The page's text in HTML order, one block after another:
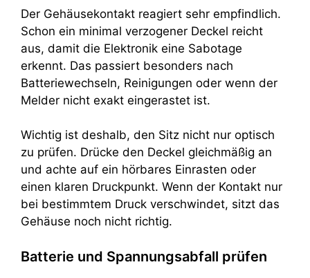
Der Gehäusekontakt reagiert sehr empfindlich.
Schon ein minimal verzogener Deckel reicht
aus, damit die Elektronik eine Sabotage
erkennt. Das passiert besonders nach
Batteriewechseln, Reinigungen oder wenn der
Melder nicht exakt eingerastet ist.
Wichtig ist deshalb, den Sitz nicht nur optisch
zu prüfen. Drücke den Deckel gleichmäßig an
und achte auf ein hörbares Einrasten oder
einen klaren Druckpunkt. Wenn der Kontakt nur
bei bestimmtem Druck verschwindet, sitzt das
Gehäuse noch nicht richtig.
Batterie und Spannungsabfall prüfen